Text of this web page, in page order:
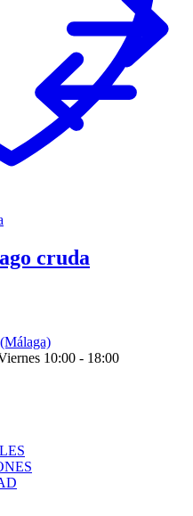
cruda
10:00 - 18:00